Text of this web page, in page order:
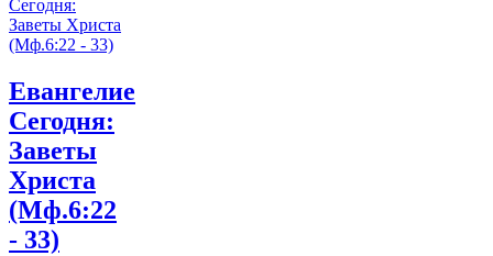
Евангелие
Сегодня:
Заветы
Христа
(Мф.6:22
- 33)